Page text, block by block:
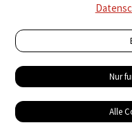
Heizung
Selbstoptimierende
Nur
Alle